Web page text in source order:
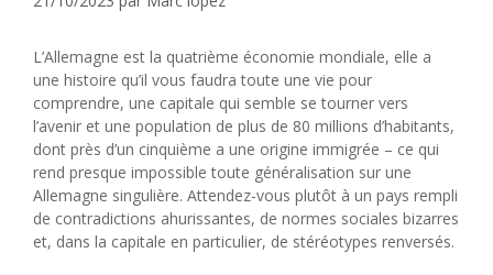
L’Allemagne est la quatrième économie mondiale, elle a
une histoire qu’il vous faudra toute une vie pour
comprendre, une capitale qui semble se tourner vers
l’avenir et une population de plus de 80 millions d’habitants,
dont près d’un cinquième a une origine immigrée – ce qui
rend presque impossible toute généralisation sur une
Allemagne singulière. Attendez-vous plutôt à un pays rempli
de contradictions ahurissantes, de normes sociales bizarres
et, dans la capitale en particulier, de stéréotypes renversés.